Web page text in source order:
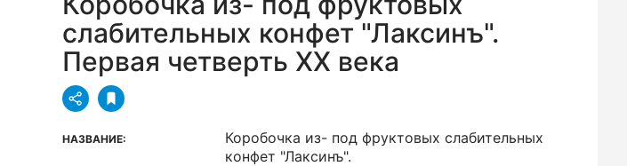
слабительных конфет "Лаксинъ".
Первая четверть XX века
НАЗВАНИЕ:
Коробочка из- под фруктовых слабительных
конфет "Лаксинъ".